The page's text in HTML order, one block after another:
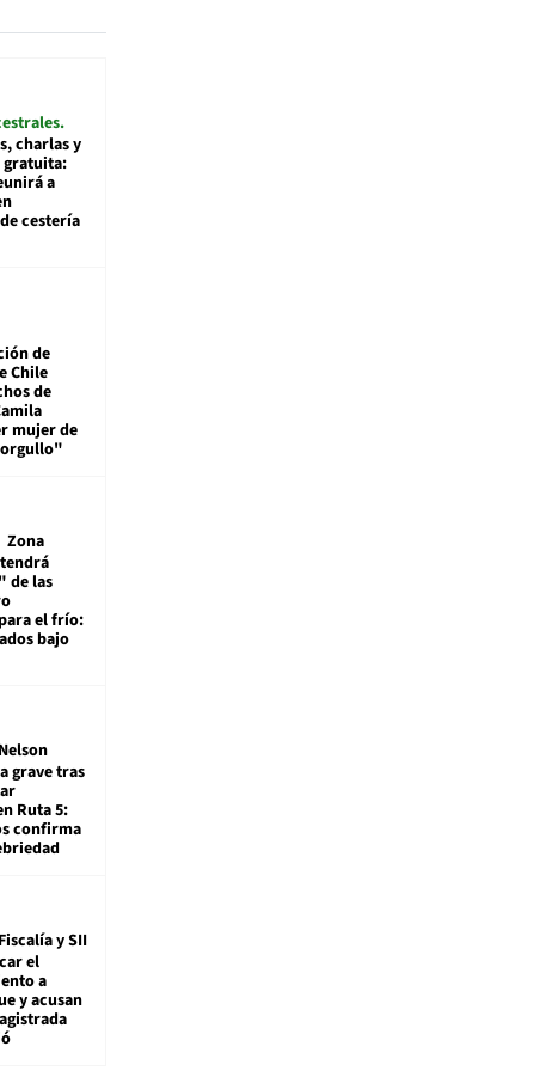
charlas y
gratuita:
a
cestería
de
Chile
de
mujer de
Zona
de las
el frío:
bajo
Nelson
grave tras
Ruta 5:
confirma
Fiscalía y SII
el
a
y acusan